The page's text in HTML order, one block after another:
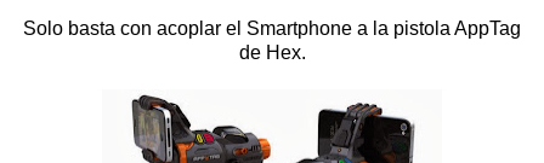
Solo basta con acoplar el Smartphone a la pistola AppTag
de Hex.